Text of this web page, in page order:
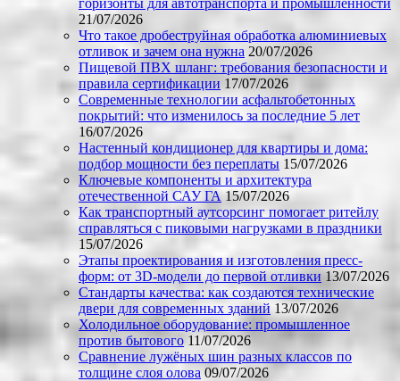
21/07/2026
Что такое дробеструйная обработка алюминиевых
отливок и зачем она нужна 20/07/2026
Пищевой ПВХ шланг: требования безопасности и
правила сертификации 17/07/2026
Современные технологии асфальтобетонных
покрытий: что изменилось за последние 5 лет
16/07/2026
Настенный кондиционер для квартиры и дома:
подбор мощности без переплаты 15/07/2026
Ключевые компоненты и архитектура
отечественной САУ ГА 15/07/2026
Как транспортный аутсорсинг помогает ритейлу
справляться с пиковыми нагрузками в праздники
15/07/2026
Этапы проектирования и изготовления пресс-
форм: от 3D-модели до первой отливки 13/07/2026
Стандарты качества: как создаются технические
двери для современных зданий 13/07/2026
Холодильное оборудование: промышленное
против бытового 11/07/2026
Сравнение лужёных шин разных классов по
толщине слоя олова 09/07/2026